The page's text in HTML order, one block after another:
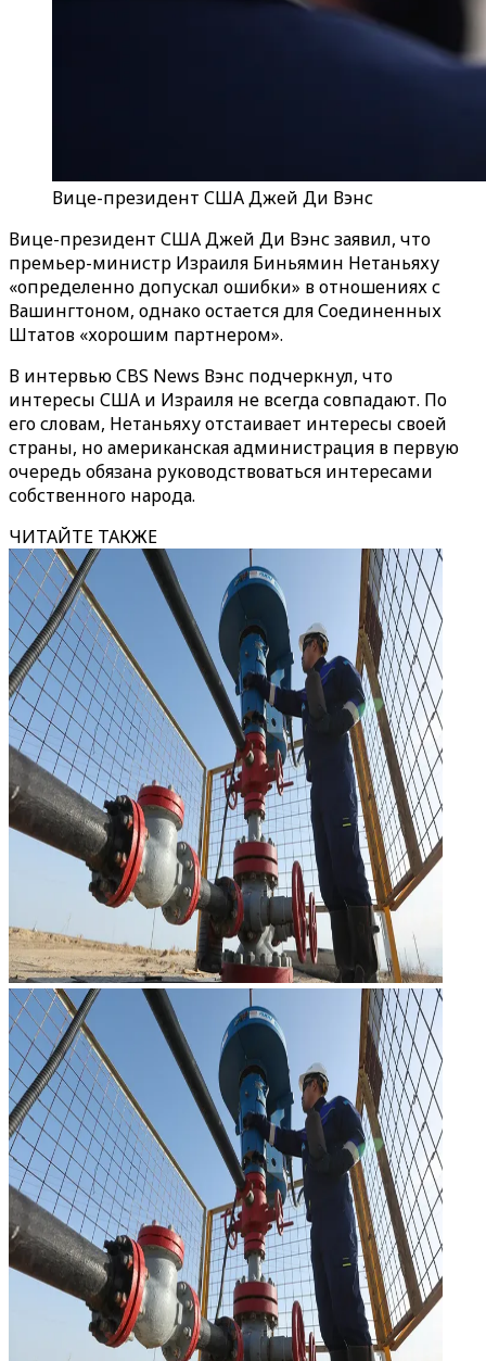
Вице-президент США Джей Ди Вэнс
Вице-президент США Джей Ди Вэнс заявил, что
премьер-министр Израиля Биньямин Нетаньяху
«определенно допускал ошибки» в отношениях с
Вашингтоном, однако остается для Соединенных
Штатов «хорошим партнером».
В интервью CBS News Вэнс подчеркнул, что
интересы США и Израиля не всегда совпадают. По
его словам, Нетаньяху отстаивает интересы своей
страны, но американская администрация в первую
очередь обязана руководствоваться интересами
собственного народа.
ЧИТАЙТЕ ТАКЖЕ